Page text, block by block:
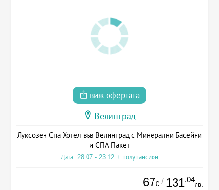
виж офертата
Велинград
Луксозен Спа Хотел във Велинград с Минерални Басейни
и СПА Пакет
Дата: 28.07 - 23.12 + полупансион
67€ / 131.04
лв.